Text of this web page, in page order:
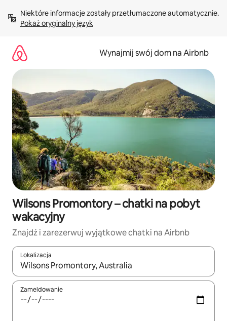
treści Pokaż oryginalny język
Wynajmij swój dom na Airbnb
Wilsons Promontory – chatki na pobyt
wakacyjny
Znajdź i zarezerwuj wyjątkowe chatki na Airbnb
Lokalizacja
Gdy wyniki będą dostępne, możesz poruszać się po nich za
Zameldowanie